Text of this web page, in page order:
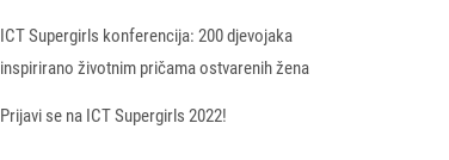
ICT Supergirls konferencija: 200 djevojaka
inspirirano životnim pričama ostvarenih žena
Prijavi se na ICT Supergirls 2022!